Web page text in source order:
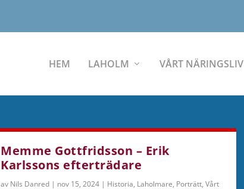
HEM LAHOLM VÅRT NÄRINGSLIV
Memme Gottfridsson – Erik
Karlssons efterträdare
av Nils Danred | nov 15, 2024 | Historia, Laholmare, Porträtt,Vårt